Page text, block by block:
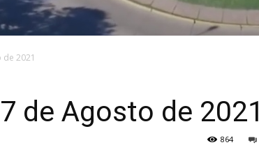
2021
de Agosto de 2021
864